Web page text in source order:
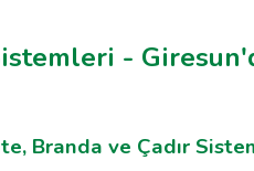
-
Branda ve Çadır